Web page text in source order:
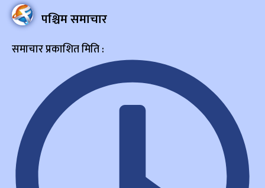
पश्चिम समाचार
समाचार प्रकाशित मिति :